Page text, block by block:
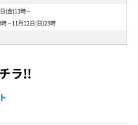
(金)13時～
～11月12日(日)23時
ラ!!